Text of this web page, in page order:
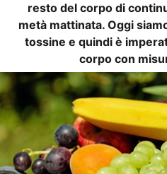
res­to del cor­po di
metà mat­ti­na­ta. Oggi
tos­si­ne e quin­di è
cor­po con